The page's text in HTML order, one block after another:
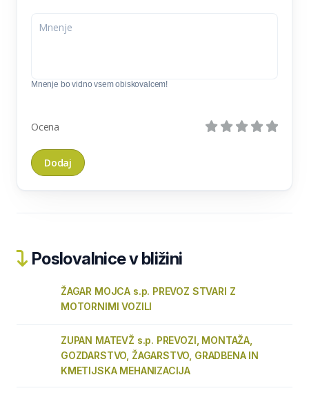
Mnenje bo vidno vsem obiskovalcem!
Ocena
Poslovalnice v bližini
ŽAGAR MOJCA s.p. PREVOZ STVARI Z
MOTORNIMI VOZILI
ZUPAN MATEVŽ s.p. PREVOZI, MONTAŽA,
GOZDARSTVO, ŽAGARSTVO, GRADBENA IN
KMETIJSKA MEHANIZACIJA